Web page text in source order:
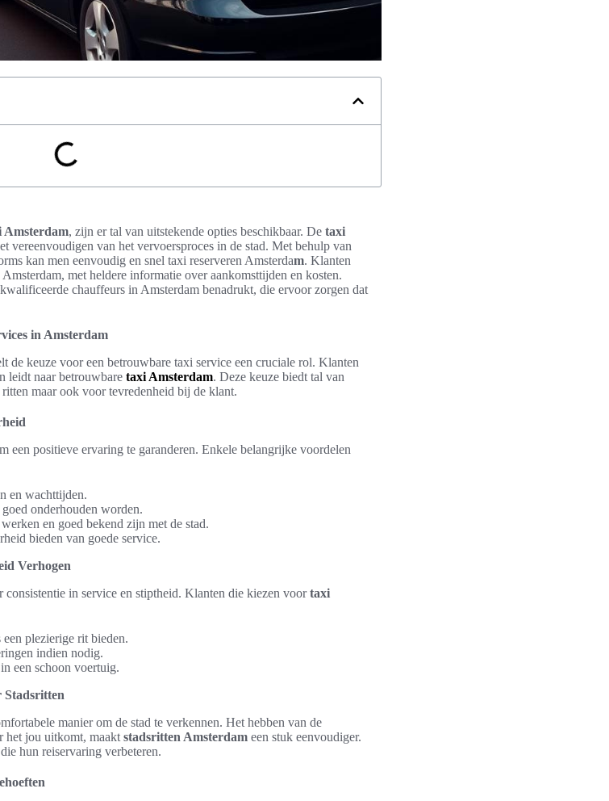
Amsterdam, zijn er tal van uitstekende opties beschikbaar. De taxi
vereenvoudigen van het vervoersproces in de stad. Met behulp van
kan men eenvoudig en snel taxi reserveren Amsterdam. Klanten
met heldere informatie over aankomsttijden en kosten.
chauffeurs in Amsterdam benadrukt, die ervoor zorgen dat
in Amsterdam
de keuze voor een betrouwbare taxi service een cruciale rol. Klanten
leidt naar betrouwbare taxi Amsterdam. Deze keuze biedt tal van
maar ook voor tevredenheid bij de klant.
een positieve ervaring te garanderen. Enkele belangrijke voordelen
en wachttijden.
onderhouden worden.
en goed bekend zijn met de stad.
bieden van goede service.
Verhogen
consistentie in service en stiptheid. Klanten die kiezen voortaxi
plezierige rit bieden.
indien nodig.
een schoon voertuig.
Stadsritten
manier om de stad te verkennen. Het hebben van de
het jou uitkomt, maakt stadsritten Amsterdam een stuk eenvoudiger.
hun reiservaring verbeteren.